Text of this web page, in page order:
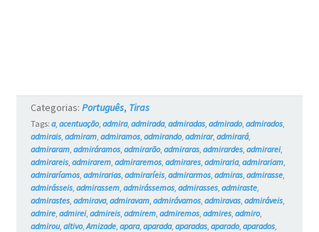
#7
Categorias: Português, Tiras
Tags: a, acentuação, admira, admirada, admiradas, admirado, admirados,
admirais, admiram, admiramos, admirando, admirar, admirará,
admiraram, admiráramos, admirarão, admiraras, admirardes, admirarei,
admirareis, admirarem, admiraremos, admirares, admiraria, admirariam,
admiraríamos, admirarias, admiraríeis, admirarmos, admiras, admirasse,
admirásseis, admirassem, admirássemos, admirasses, admiraste,
admirastes, admirava, admiravam, admirávamos, admiravas, admiráveis,
admire, admirei, admireis, admirem, admiremos, admires, admiro,
admirou, altivo, Amizade, apara, aparada, aparadas, aparado, aparados,